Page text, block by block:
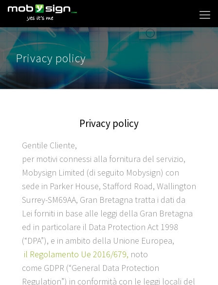
Privacy policy
Privacy policy
Gentile Cliente,
per motivi connessi alla fornitura del servizio,
Mobysign Limited (di seguito Mobysign) con
sede in Parker House, Stafford Road, Wallington
Surrey-SM69AA, Gran Bretagna tratta i dati da
Lei forniti in base alle leggi della Gran Bretagna
ed in particolare il Data Protection Act 1998
(“DPA”), e in ambito della Unione Europea,
il Regolamento Ue 2016/679, noto
come GDPR (“General Data Protection
Regulation”) in conformità con le leggi locali del